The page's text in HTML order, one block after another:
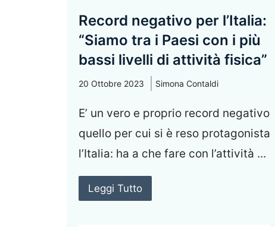
Record negativo per l’Italia:
“Siamo tra i Paesi con i più
bassi livelli di attività fisica”
20 Ottobre 2023 Simona Contaldi
E’ un vero e proprio record negativo
quello per cui si è reso protagonista
l’Italia: ha a che fare con l’attività ...
Leggi Tutto